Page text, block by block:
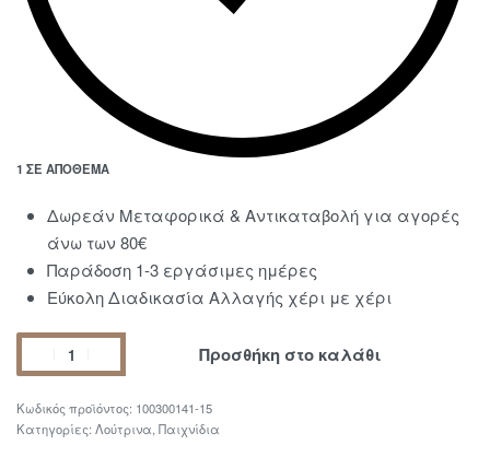
1 ΣΕ ΑΠΌΘΕΜΑ
Δωρεάν Μεταφορικά & Αντικαταβολή για αγορές
άνω των 80€
Παράδοση 1-3 εργάσιμες ημέρες
Εύκολη Διαδικασία Αλλαγής χέρι με χέρι
Προσθήκη στο καλάθι
100300141-15
Κατηγορίες: Λούτρινα, Παιχνίδια